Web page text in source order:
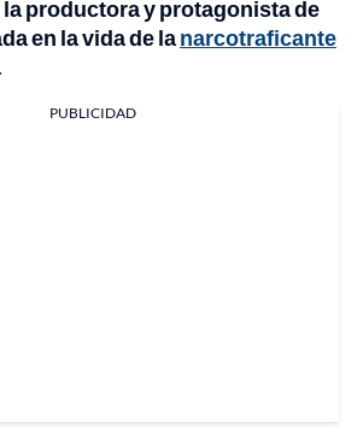
productora y protagonista de
en la vida de lanarcotraficante
.
PUBLICIDAD